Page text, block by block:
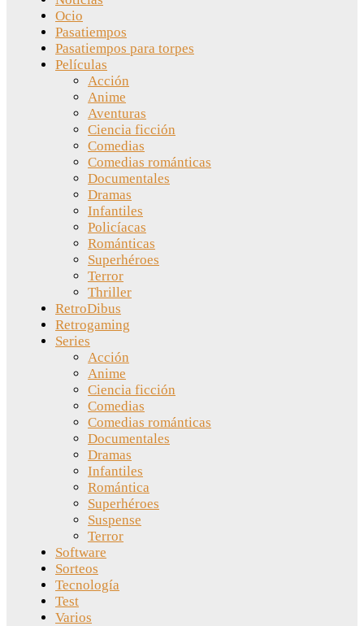
Ocio
Pasatiempos
Pasatiempos para torpes
Películas
Acción
Anime
Aventuras
Ciencia ficción
Comedias
Comedias románticas
Documentales
Dramas
Infantiles
Policíacas
Románticas
Superhéroes
Terror
Thriller
RetroDibus
Retrogaming
Series
Acción
Anime
Ciencia ficción
Comedias
Comedias románticas
Documentales
Dramas
Infantiles
Romántica
Superhéroes
Suspense
Terror
Software
Sorteos
Tecnología
Test
Varios